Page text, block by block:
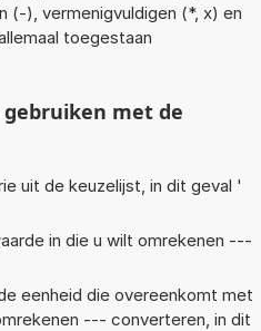
(-), vermenigvuldigen (*, x) en
toegestaan
met de
uit de keuzelijst, in dit geval '
in die u wilt omrekenen ---
eenheid die overeenkomt met
--- converteren, in dit